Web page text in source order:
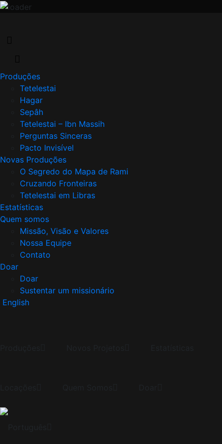
Produções
Tetelestai
Hagar
Sepâh
Tetelestai – Ibn Massih
Perguntas Sinceras
Pacto Invisível
Novas Produções
O Segredo do Mapa de Rami
Cruzando Fronteiras
Tetelestai em Libras
Estatísticas
Quem somos
Missão, Visão e Valores
Nossa Equipe
Contato
Doar
Doar
Sustentar um missionário
English